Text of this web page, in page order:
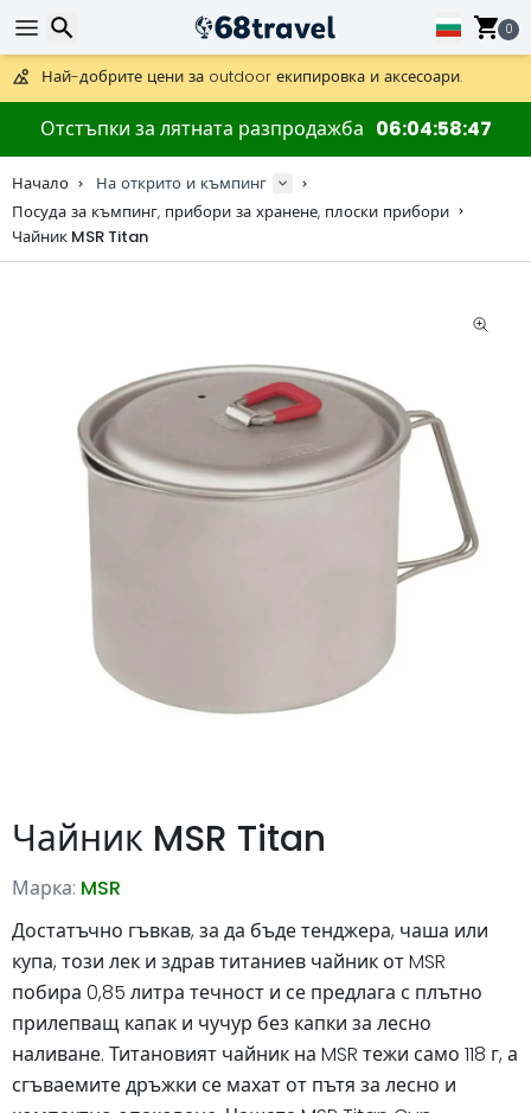
0
Предлага се и DHL Express за една нощ.
30 дни за връщане, 90 дни за дървени карти и декорации.
Най-добрите цени за outdoor екипировка и аксесоари.
Отстъпки за лятната разпродажба 06045847
Начало
На открито и къмпинг
Посуда за къмпинг, прибори за хранене, плоски прибори
Чайник MSR Titan
Чайник MSR Titan
Марка: MSR
Достатъчно гъвкав, за да бъде тенджера, чаша или
купа, този лек и здрав титаниев чайник от MSR
побира 0,85 литра течност и се предлага с плътно
прилепващ капак и чучур без капки за лесно
наливане. Титановият чайник на MSR тежи само 118 г, а
сгъваемите дръжки се махат от пътя за лесно и
Търсене
Търсене